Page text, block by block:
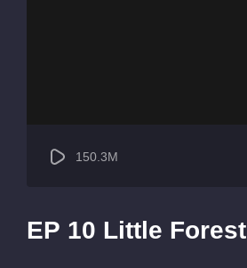
150.3M
EP 10 Little Forest